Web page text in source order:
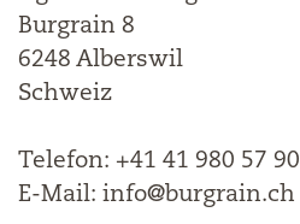
Burgrain 8
6248 Alberswil
Schweiz
Telefon: +41 41 980 57 90
E-Mail: info@burgrain.ch